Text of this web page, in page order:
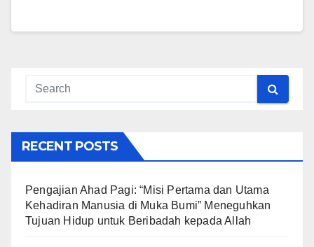
RECENT POSTS
Pengajian Ahad Pagi: “Misi Pertama dan Utama
Kehadiran Manusia di Muka Bumi” Meneguhkan
Tujuan Hidup untuk Beribadah kepada Allah